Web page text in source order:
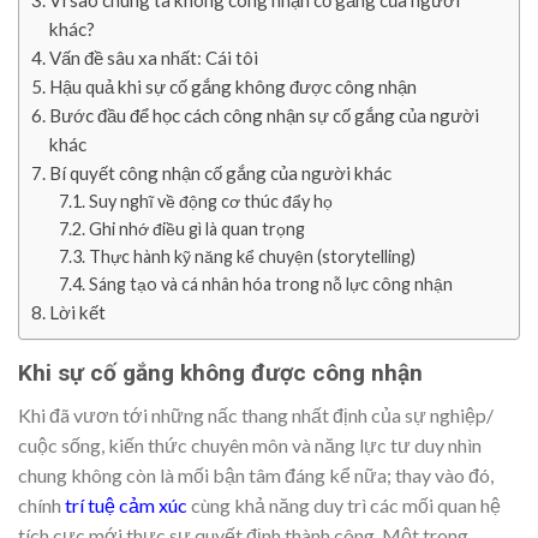
khác?
Vấn đề sâu xa nhất: Cái tôi
Hậu quả khi sự cố gắng không được công nhận
Bước đầu để học cách công nhận sự cố gắng của người
khác
Bí quyết công nhận cố gắng của người khác
Suy nghĩ về động cơ thúc đẩy họ
Ghi nhớ điều gì là quan trọng
Thực hành kỹ năng kể chuyện (storytelling)
Sáng tạo và cá nhân hóa trong nỗ lực công nhận
Lời kết
Khi sự cố gắng không được công nhận
Khi đã vươn tới những nấc thang nhất định của sự nghiệp/
cuộc sống, kiến thức chuyên môn và năng lực tư duy nhìn
chung không còn là mối bận tâm đáng kể nữa; thay vào đó,
chính trí tuệ cảm xúc cùng khả năng duy trì các mối quan hệ